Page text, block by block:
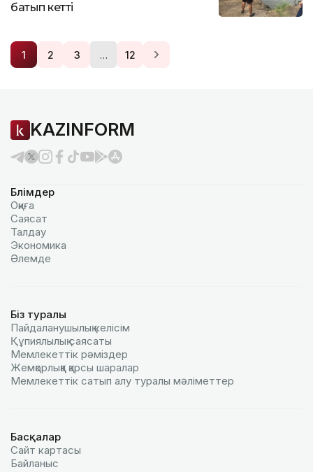
батып кетті
1 2 3 … 12
KAZINFORM
Бөлімдер
Оқиға
Саясат
Талдау
Экономика
Әлемде
Біз туралы
Пайдаланушылық келiciм
Құпиялылық саясаты
Мемлекеттік рәміздер
Жемқорлыққа қарсы шаралар
Мемлекеттік сатып алу туралы мәлiметтер
Басқалар
Сайт картасы
Байланыс